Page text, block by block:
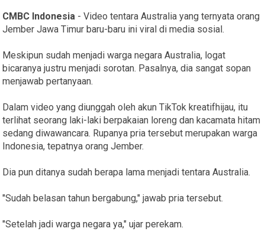
CMBC Indonesia - Video tentara Australia yang ternyata orang
Jember Jawa Timur baru-baru ini viral di media sosial.
Meskipun sudah menjadi warga negara Australia, logat
bicaranya justru menjadi sorotan. Pasalnya, dia sangat sopan
menjawab pertanyaan.
Dalam video yang diunggah oleh akun TikTok kreatifhijau, itu
terlihat seorang laki-laki berpakaian loreng dan kacamata hitam
sedang diwawancara. Rupanya pria tersebut merupakan warga
Indonesia, tepatnya orang Jember.
Dia pun ditanya sudah berapa lama menjadi tentara Australia.
"Sudah belasan tahun bergabung," jawab pria tersebut.
"Setelah jadi warga negara ya," ujar perekam.